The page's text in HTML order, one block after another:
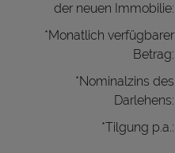
der neuen Immobilie:
*Monatlich verfügbarer
Betrag:
*Nominalzins des
Darlehens:
*Tilgung p.a.: